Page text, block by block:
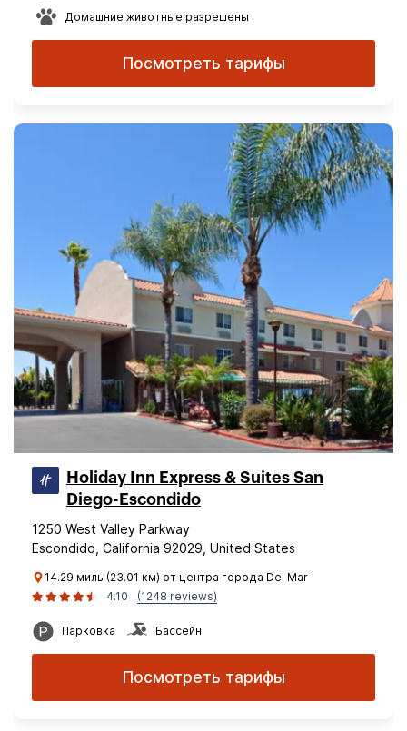
Домашние животные разрешены
Посмотреть тарифы
Holiday Inn Express & Suites San
Diego-Escondido
1250 West Valley Parkway
Escondido, California 92029, United States
14.29 миль (23.01 км) от центра города Del Mar
4.10
(1248 reviews)
Парковка Бассейн
Посмотреть тарифы